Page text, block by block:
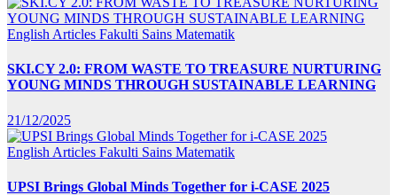
English Articles Fakulti Sains Matematik
SKI.CY 2.0: FROM WASTE TO TREASURE NURTURING
YOUNG MINDS THROUGH SUSTAINABLE LEARNING
21/12/2025
English Articles Fakulti Sains Matematik
UPSI Brings Global Minds Together for i-CASE 2025